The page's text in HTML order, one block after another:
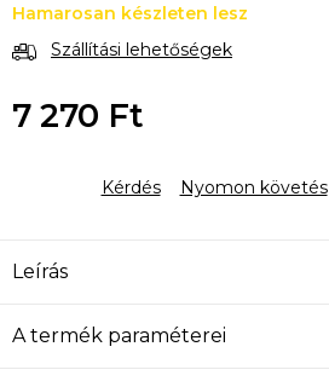
Hamarosan készleten lesz
Szállítási lehetőségek
7 270 Ft
Kérdés
Nyomon követés
Leírás
A termék paraméterei